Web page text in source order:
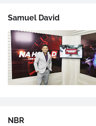
Samuel David
NBR